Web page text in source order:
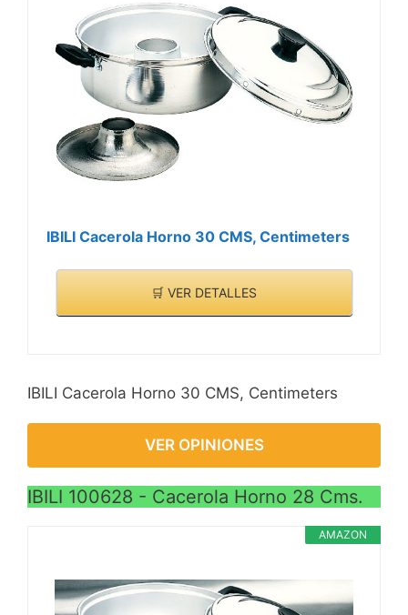
IBILI Cacerola Horno 30 CMS, Centimeters
🛒 VER DETALLES
IBILI Cacerola Horno 30 CMS, Centimeters
VER OPINIONES
IBILI 100628 - Cacerola Horno 28 Cms.
AMAZON